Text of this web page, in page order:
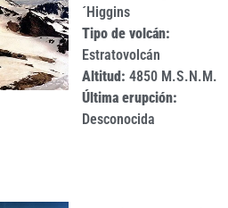
´Higgins
Tipo de volcán:
Estratovolcán
Altitud: 4850 M.S.N.M.
Última erupción:
Desconocida